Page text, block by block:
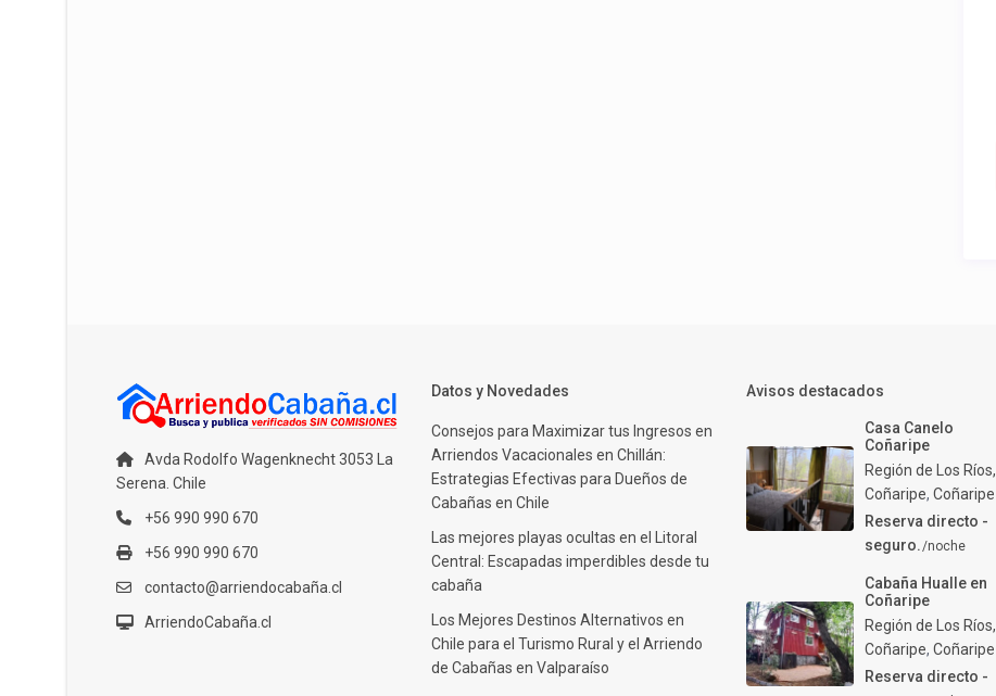
Avda Rodolfo Wagenknecht 3053 La
Serena. Chile
+56 990 990 670
+56 990 990 670
contacto@arriendocabaña.cl
ArriendoCabaña.cl
Datos y Novedades
Consejos para Maximizar tus Ingresos en
Arriendos Vacacionales en Chillán:
Estrategias Efectivas para Dueños de
Cabañas en Chile
Las mejores playas ocultas en el Litoral
Central: Escapadas imperdibles desde tu
cabaña
Los Mejores Destinos Alternativos en
Chile para el Turismo Rural y el Arriendo
de Cabañas en Valparaíso
Avisos destacados
Casa Canelo
Coñaripe
Región de Los Ríos,
Coñaripe,Coñaripe
Reserva directo -
seguro./noche
Cabaña Hualle en
Coñaripe
Región de Los Ríos,
Coñaripe,Coñaripe
Reserva directo -